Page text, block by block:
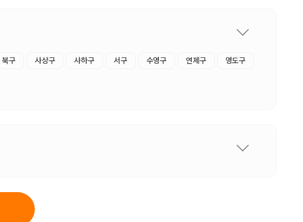
북구 사상구 사하구 서구 수영구 연제구 영도구